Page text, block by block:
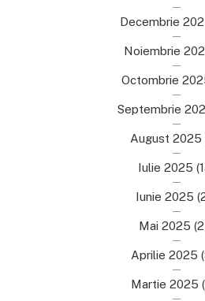
Decembrie
Noiembrie
Octombrie
Septembrie
August 2025
Iulie 2025
Iunie 2025
Mai 2025
Aprilie 2025
Martie 2025